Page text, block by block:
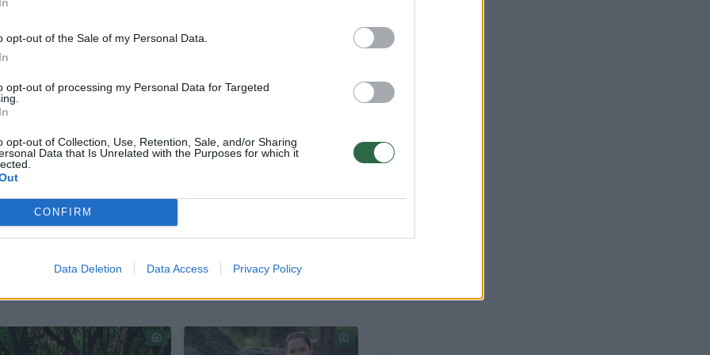
opt-out of the Sale of my Personal Data.
opt-out of processing my Personal Data for Targeted
opt-out of Collection, Use, Retention, Sale, and/or Sharing
Data that Is Unrelated with the Purposes for which it
CONFIRM
Data Deletion Data Access Privacy Policy
– garsiai, su pasibjaurėjimu metė man
nei sąžinės“.
Antroji dėbtelėjo žudančiu žvilgsniu, tarsi
santykiavusi vidury baltos dienos.
abi moteriškės nušlepsėjo toliau. Gera
Pasijutau tarsi būčiau apspjaudyta.